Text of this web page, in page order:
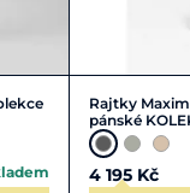
pouze na nízkou
Rajtky
pánské
4 195 Kč